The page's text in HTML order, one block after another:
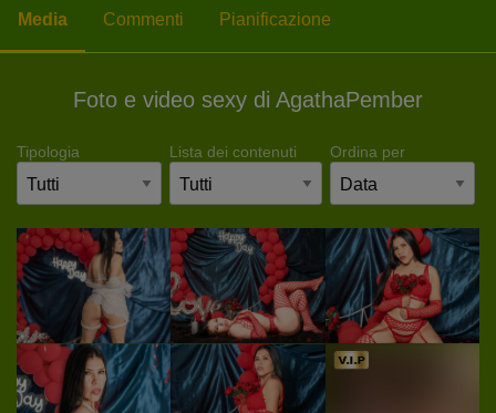
Media Commenti Pianificazione
Foto e video sexy di AgathaPember
Tipologia Lista dei contenuti Ordina per